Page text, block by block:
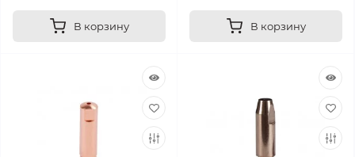
В корзину В корзину